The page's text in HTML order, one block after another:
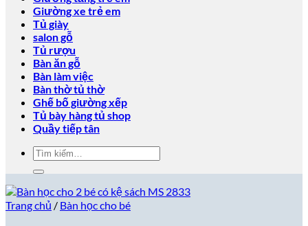
Giường xe trẻ em
Tủ giày
salon gỗ
Tủ rượu
Bàn ăn gỗ
Bàn làm việc
Bàn thờ tủ thờ
Ghế bố giường xếp
Tủ bày hàng tủ shop
Quầy tiếp tân
Tìm
kiếm:
Trang chủ / Bàn học cho bé